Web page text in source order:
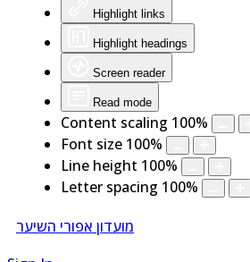
Highlight links
Highlight headings
Screen reader
Read mode
Content scaling 100%
Font size 100%
Line height 100%
Letter spacing 100%
מועדון אפורי השיער